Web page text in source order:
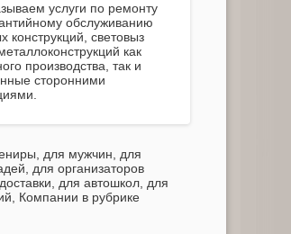
услуги по ремонту
обслуживанию
конструкций, световыз
как
производства, так и
сторонними
для мужчин, для
для организаторов
для автошкол, для
Компании в рубрике